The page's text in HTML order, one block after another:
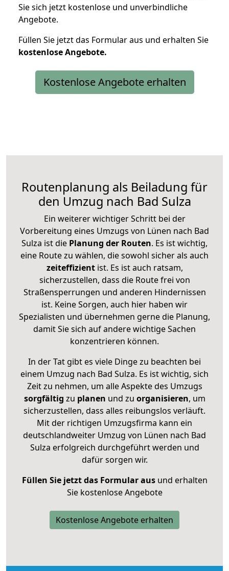
Sie sich jetzt kostenlose und unverbindliche
Angebote.
Füllen Sie jetzt das Formular aus und erhalten Sie
kostenloseAngebote.
Kostenlose Angebote erhalten
Routenplanung als Beiladung für
den Umzug nach Bad Sulza
Ein weiterer wichtiger Schritt bei der
Vorbereitung eines Umzugs von Lünen nach Bad
Sulza ist die Planung der Routen. Es ist wichtig,
eine Route zu wählen, die sowohl sicher als auch
zeiteffizientist. Es ist auch ratsam,
sicherzustellen, dass die Route frei von
Straßensperrungen und anderen Hindernissen
ist. Keine Sorgen, auch hier haben wir
Spezialisten und übernehmen gerne die Planung,
damit Sie sich auf andere wichtige Sachen
konzentrieren können.
In der Tat gibt es viele Dinge zu beachten bei
einem Umzug nach Bad Sulza. Es ist wichtig, sich
Zeit zu nehmen, um alle Aspekte des Umzugs
sorgfältig zu planen und zu organisieren, um
sicherzustellen, dass alles reibungslos verläuft.
Mit der richtigen Umzugsfirma kann ein
deutschlandweiter Umzug von Lünen nach Bad
Sulza erfolgreich durchgeführt werden und
dafür sorgen wir.
Füllen Sie jetzt das Formular ausund erhalten
Sie kostenlose Angebote
Kostenlose Angebote erhalten